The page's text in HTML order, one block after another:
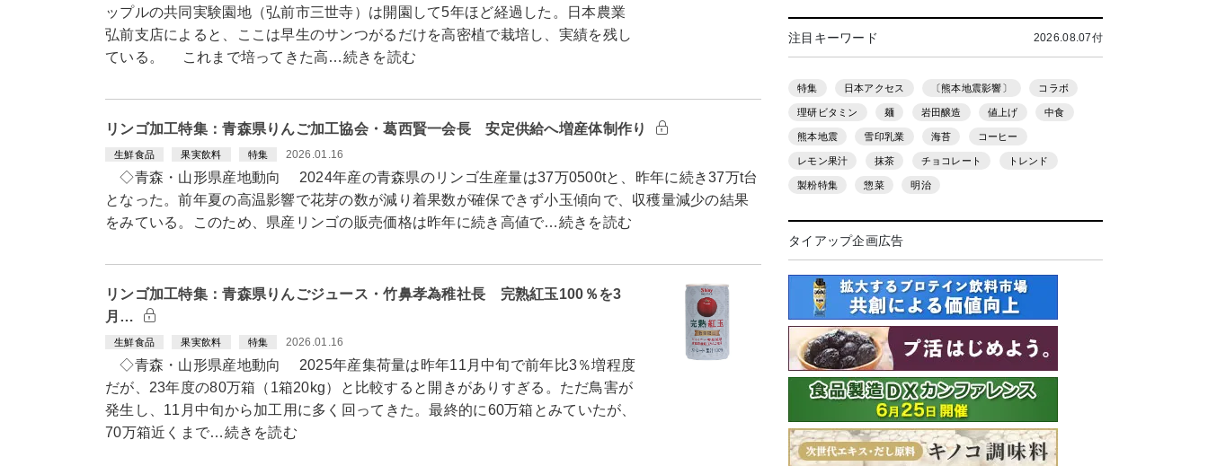
ップルの共同実験園地（弘前市三世寺）は開園して5年ほど経過した。日本農業
弘前支店によると、ここは早生のサンつがるだけを高密植で栽培し、実績を残し
ている。 これまで培ってきた高…続きを読む
リンゴ加工特集：青森県りんご加工協会・葛西賢一会長 安定供給へ増産体制作り
生鮮食品 果実飲料 特集 2026.01.16
◇青森・山形県産地動向 2024年産の青森県のリンゴ生産量は37万0500tと、昨年に続き37万t台
となった。前年夏の高温影響で花芽の数が減り着果数が確保できず小玉傾向で、収穫量減少の結果
をみている。このため、県産リンゴの販売価格は昨年に続き高値で…続きを読む
リンゴ加工特集：青森県りんごジュース・竹鼻孝為稚社長 完熟紅玉100％を3
月…
生鮮食品 果実飲料 特集 2026.01.16
◇青森・山形県産地動向 2025年産集荷量は昨年11月中旬で前年比3％増程度
だが、23年度の80万箱（1箱20kg）と比較すると開きがありすぎる。ただ鳥害が
発生し、11月中旬から加工用に多く回ってきた。最終的に60万箱とみていたが、
70万箱近くまで…続きを読む
注目キーワード 2026.08.07付
特集 日本アクセス 〔熊本地震影響〕 コラボ
理研ビタミン 麺 岩田醸造 値上げ 中食
熊本地震 雪印乳業 海苔 コーヒー
レモン果汁 抹茶 チョコレート トレンド
製粉特集 惣菜 明治
タイアップ企画広告